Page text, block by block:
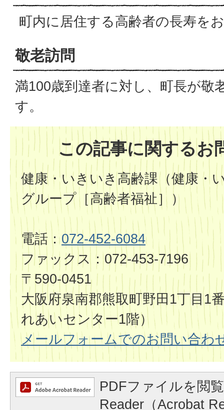
町内に居住する高齢者の長寿を
敬老訪問
満100歳到達者に対し、町長が敬
す。
この記事に関するお
健康・いきいき高齢課（健康・
グループ［高齢者福祉］）
電話：072-452-6084
ファックス：072-453-7196
〒590-0451
大阪府泉南郡熊取町野田1丁目1
れあいセンター1階）
メールフォームでのお問い合わ
PDFファイルを閲
Reader（Acrobat